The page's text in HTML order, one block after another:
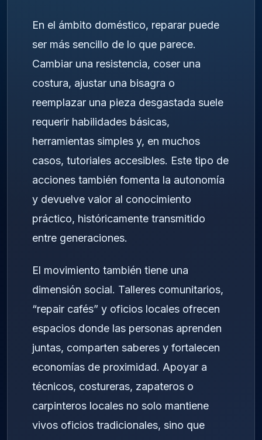
En el ámbito doméstico, reparar puede
ser más sencillo de lo que parece.
Cambiar una resistencia, coser una
costura, ajustar una bisagra o
reemplazar una pieza desgastada suele
requerir habilidades básicas,
herramientas simples y, en muchos
casos, tutoriales accesibles. Este tipo de
acciones también fomenta la autonomía
y devuelve valor al conocimiento
práctico, históricamente transmitido
entre generaciones.
El movimiento también tiene una
dimensión social. Talleres comunitarios,
“repair cafés” y oficios locales ofrecen
espacios donde las personas aprenden
juntas, comparten saberes y fortalecen
economías de proximidad. Apoyar a
técnicos, costureras, zapateros o
carpinteros locales no solo mantiene
vivos oficios tradicionales, sino que